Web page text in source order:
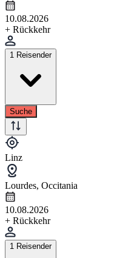
10.08.2026
+ Rückkehr
1 Reisender
Suche
Linz
Lourdes, Occitania
10.08.2026
+ Rückkehr
1 Reisender